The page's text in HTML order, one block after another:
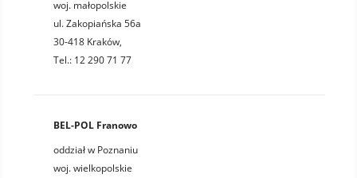
woj. małopolskie
ul. Zakopiańska 56a
30-418 Kraków,
Tel.: 12 290 71 77
BEL-POL Franowo
oddział w Poznaniu
woj. wielkopolskie